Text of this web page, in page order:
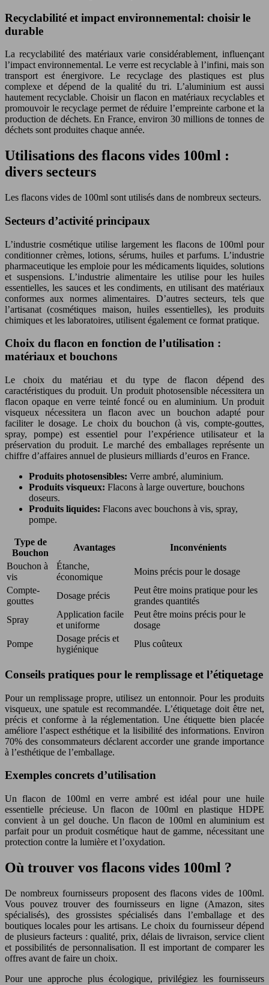
Recyclabilité et impact environnemental: choisir le
durable
La recyclabilité des matériaux varie considérablement, influençant
l’impact environnemental. Le verre est recyclable à l’infini, mais son
transport est énergivore. Le recyclage des plastiques est plus
complexe et dépend de la qualité du tri. L’aluminium est aussi
hautement recyclable. Choisir un flacon en matériaux recyclables et
promouvoir le recyclage permet de réduire l’empreinte carbone et la
production de déchets. En France, environ 30 millions de tonnes de
déchets sont produites chaque année.
Utilisations des flacons vides 100ml :
divers secteurs
Les flacons vides de 100ml sont utilisés dans de nombreux secteurs.
Secteurs d’activité principaux
L’industrie cosmétique utilise largement les flacons de 100ml pour
conditionner crèmes, lotions, sérums, huiles et parfums. L’industrie
pharmaceutique les emploie pour les médicaments liquides, solutions
et suspensions. L’industrie alimentaire les utilise pour les huiles
essentielles, les sauces et les condiments, en utilisant des matériaux
conformes aux normes alimentaires. D’autres secteurs, tels que
l’artisanat (cosmétiques maison, huiles essentielles), les produits
chimiques et les laboratoires, utilisent également ce format pratique.
Choix du flacon en fonction de l’utilisation :
matériaux et bouchons
Le choix du matériau et du type de flacon dépend des
caractéristiques du produit. Un produit photosensible nécessitera un
flacon opaque en verre teinté foncé ou en aluminium. Un produit
visqueux nécessitera un flacon avec un bouchon adapté pour
faciliter le dosage. Le choix du bouchon (à vis, compte-gouttes,
spray, pompe) est essentiel pour l’expérience utilisateur et la
préservation du produit. Le marché des emballages représente un
chiffre d’affaires annuel de plusieurs milliards d’euros en France.
Produits photosensibles: Verre ambré, aluminium.
Produits visqueux: Flacons à large ouverture, bouchons
doseurs.
Produits liquides: Flacons avec bouchons à vis, spray,
pompe.
Type de
Bouchon
Avantages
Inconvénients
Bouchon à
vis
Étanche,
économique
Moins précis pour le dosage
Compte-
gouttes
Dosage précis
Peut être moins pratique pour les
grandes quantités
Spray
Application facile
et uniforme
Peut être moins précis pour le
dosage
Pompe
Dosage précis et
hygiénique
Plus coûteux
Conseils pratiques pour le remplissage et l’étiquetage
Pour un remplissage propre, utilisez un entonnoir. Pour les produits
visqueux, une spatule est recommandée. L’étiquetage doit être net,
précis et conforme à la réglementation. Une étiquette bien placée
améliore l’aspect esthétique et la lisibilité des informations. Environ
70% des consommateurs déclarent accorder une grande importance
à l’esthétique de l’emballage.
Exemples concrets d’utilisation
Un flacon de 100ml en verre ambré est idéal pour une huile
essentielle précieuse. Un flacon de 100ml en plastique HDPE
convient à un gel douche. Un flacon de 100ml en aluminium est
parfait pour un produit cosmétique haut de gamme, nécessitant une
protection contre la lumière et l’oxydation.
Où trouver vos flacons vides 100ml ?
De nombreux fournisseurs proposent des flacons vides de 100ml.
Vous pouvez trouver des fournisseurs en ligne (Amazon, sites
spécialisés), des grossistes spécialisés dans l’emballage et des
boutiques locales pour les artisans. Le choix du fournisseur dépend
de plusieurs facteurs : qualité, prix, délais de livraison, service client
et possibilités de personnalisation. Il est important de comparer les
offres avant de faire un choix.
Pour une approche plus écologique, privilégiez les fournisseurs